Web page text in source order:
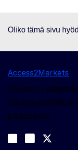
Oliko tämä sivu
Access2Markets
Sivuston
Kauppapolitiikan
pääosasto
Join us on LinkedIn
Trade-Off podcast